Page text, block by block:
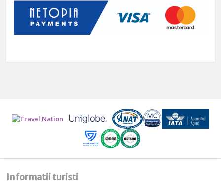
Informatii turisti